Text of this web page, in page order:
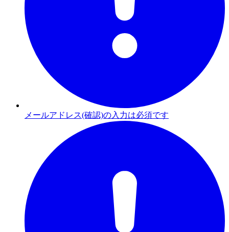
メールアドレス(確認)の入力は必須です